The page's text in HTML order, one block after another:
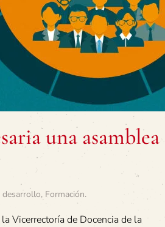
una
, Formación.
Vicerrectoría de Docencia de la